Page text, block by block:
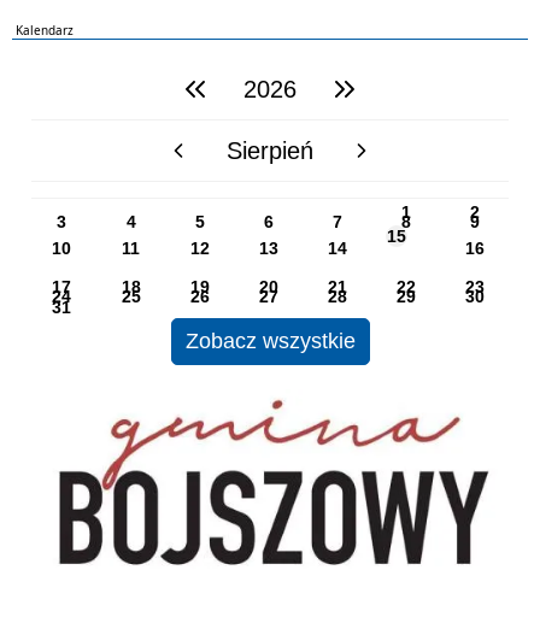
Kalendarz
poprzedni rok2026 następny rok
poprzedni miesiącSierpień następny miesiąc
1 2
3 4 5 6 7 8
9
10
11 12 13 14
15
16
17 18 19 20 21 22 23
24 25 26 27 28 29 30
31
Zobacz wszystkie